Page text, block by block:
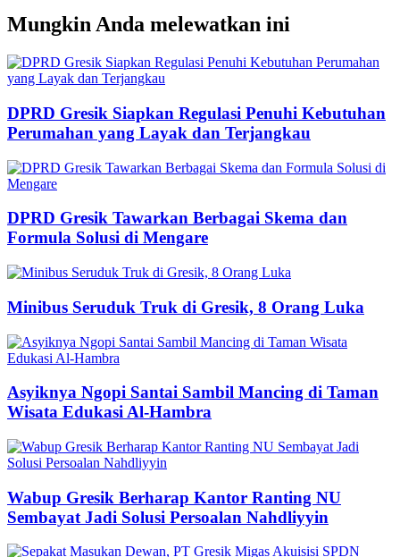
Mungkin Anda melewatkan ini
DPRD Gresik Siapkan Regulasi Penuhi Kebutuhan
Perumahan yang Layak dan Terjangkau
DPRD Gresik Tawarkan Berbagai Skema dan
Formula Solusi di Mengare
Minibus Seruduk Truk di Gresik, 8 Orang Luka
Asyiknya Ngopi Santai Sambil Mancing di Taman
Wisata Edukasi Al-Hambra
Wabup Gresik Berharap Kantor Ranting NU
Sembayat Jadi Solusi Persoalan Nahdliyyin